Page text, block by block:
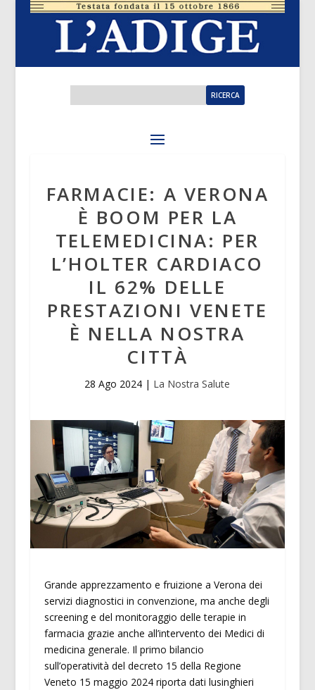
FARMACIE: A VERONA
È BOOM PER LA
TELEMEDICINA: PER
L’HOLTER CARDIACO
IL 62% DELLE
PRESTAZIONI VENETE
È NELLA NOSTRA
CITTÀ
28 Ago 2024 | La Nostra Salute
Grande apprezzamento e fruizione a Verona dei
servizi diagnostici in convenzione, ma anche degli
screening e del monitoraggio delle terapie in
farmacia grazie anche all’intervento dei Medici di
medicina generale. Il primo bilancio
sull’operatività del decreto 15 della Regione
Veneto 15 maggio 2024 riporta dati lusinghieri